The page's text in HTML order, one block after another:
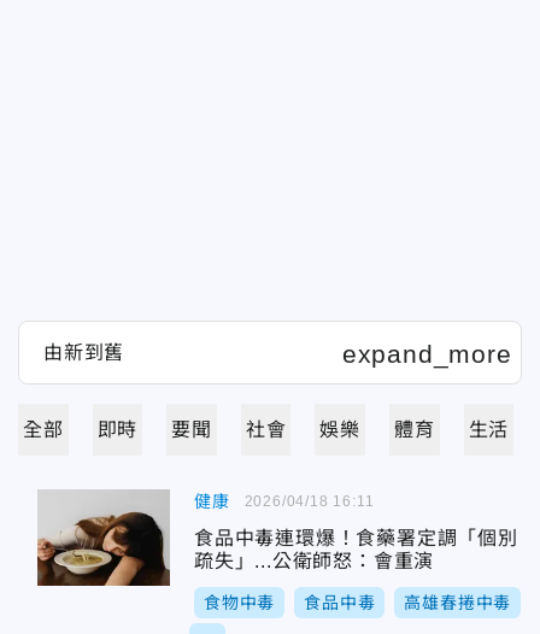
全部 即時 要聞 社會 娛樂 體育 生活
健康
食品中毒連環爆！食藥署定調「個別
疏失」...公衛師怒：會重演
食物中毒 食品中毒 高雄春捲中毒
2026/04/18 16:11